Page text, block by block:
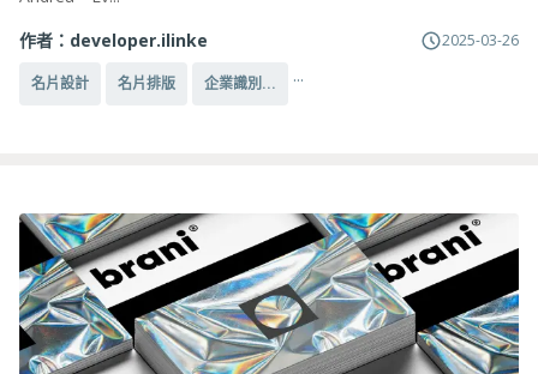
作者： developer.ilinke 2025-03-26
名片設計 名片排版 企業識別... ...